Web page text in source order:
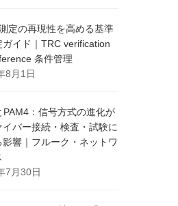
定の再現性を高める基準
ガイド｜TRC verification
条件管理
8月1日
PAM4：信号方式の進化が
イバー接続・検査・試験に
影響｜フルーク・ネットワ
7月30日